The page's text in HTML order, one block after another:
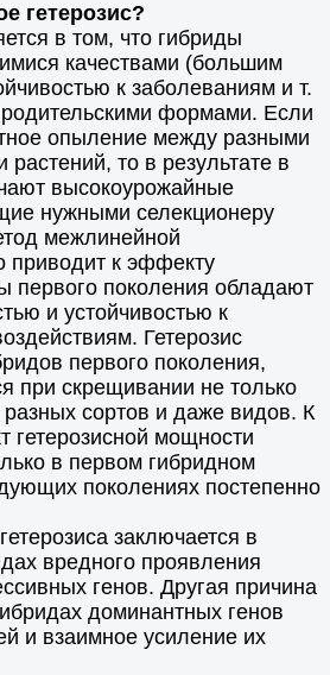
гетерозис?
в том, что гибриды
качествами (большим
к заболеваниям и т.
формами. Если
опыление между разными
то в результате в
высокоурожайные
нужными селекционеру
межлинейной
приводит к эффекту
первого поколения обладают
и устойчивостью к
Гетерозис
первого поколения,
при скрещивании не только
сортов и даже видов. К
мощности
в первом гибридном
поколениях постепенно
заключается в
вредного проявления
генов. Другая причина
доминантных генов
и взаимное усиление их